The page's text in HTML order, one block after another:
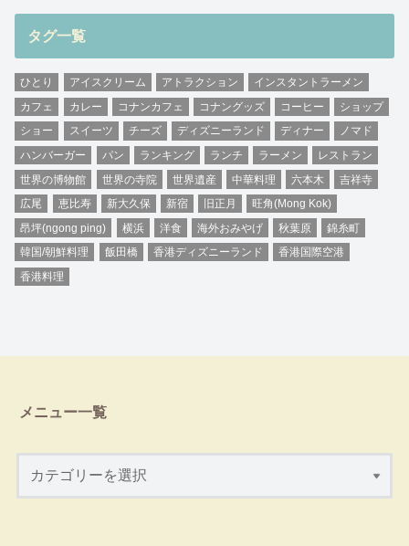
タグ一覧
ひとり アイスクリーム アトラクション
インスタントラーメン
カフェ
カレー コナンカフェ コナングッズ コーヒー
ショップ
ショー
スイーツ チーズ ディズニーランド ディナー
ノマド
ハンバーガー
パン ランキング ランチ ラーメン
レストラン
世界の博物館
世界の寺院 世界遺産 中華料理 六本木
吉祥寺
広尾
恵比寿 新大久保 新宿 旧正月
旺角(Mong Kok)
昂坪(ngong ping)
横浜 洋食 海外おみやげ 秋葉原
錦糸町
韓国/朝鮮料理
飯田橋 香港ディズニーランド
香港国際空港
香港料理
メニュー一覧